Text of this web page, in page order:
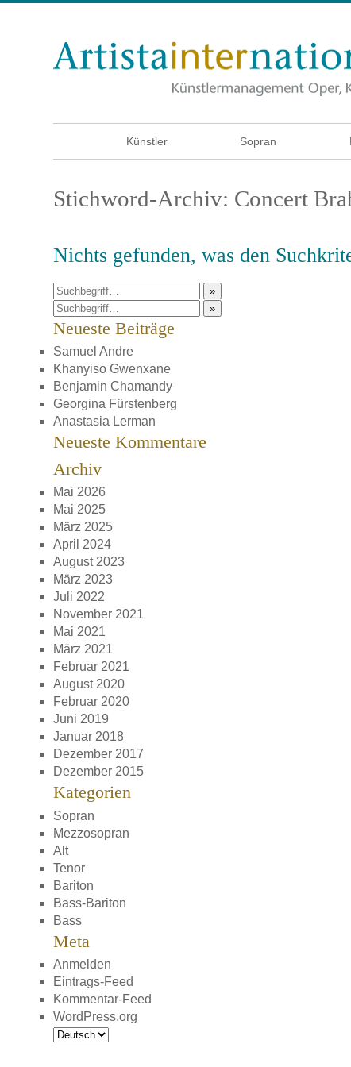
Künstler Sopran
Stichword-Archiv: Concert
Nichts gefunden, was den
»
»
Neueste Beiträge
Samuel Andre
Khanyiso Gwenxane
Benjamin Chamandy
Georgina Fürstenberg
Anastasia Lerman
Neueste Kommentare
Archiv
Mai 2026
Mai 2025
März 2025
April 2024
August 2023
März 2023
Juli 2022
November 2021
Mai 2021
März 2021
Februar 2021
August 2020
Februar 2020
Juni 2019
Januar 2018
Dezember 2017
Dezember 2015
Kategorien
Sopran
Mezzosopran
Alt
Tenor
Bariton
Bass-Bariton
Bass
Meta
Anmelden
Eintrags-Feed
Kommentar-Feed
WordPress.org
Sprache